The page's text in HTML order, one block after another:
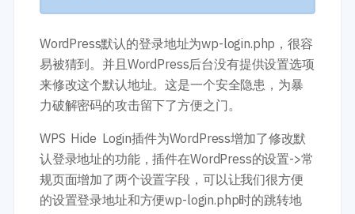
登录
WordPress默认的登录地址为wp-login.php，很容
易被猜到。并且WordPress后台没有提供设置选项
来修改这个默认地址。这是一个安全隐患，为暴
力破解密码的攻击留下了方便之门。
WPS Hide Login插件为WordPress增加了修改默
认登录地址的功能，插件在WordPress的设置->常
规页面增加了两个设置字段，可以让我们很方便
的设置登录地址和方便wp-login.php时的跳转地